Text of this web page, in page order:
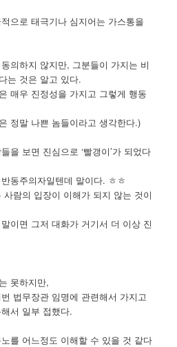
으로 태극기나 심지어는 가스통을
의하지 않지만, 그분들이 가지는 비
는 것은 알고 있다.
매우 진정성을 가지고 그렇게 행동
정말 나쁜 놈들이라고 생각한다.)
을 보면 진심으로 ‘빨갱이’가 되었다
동주의자일텐데 말이다. ㅎㅎ
람의 입장이 이해가 되지 않는 것이
이면 그저 대화가 거기서 더 이상 진
못하지만,
법무장관 임명에 관련해서 가지고
서 일부 접했다.
를 어느정도 이해할 수 있을 것 같다